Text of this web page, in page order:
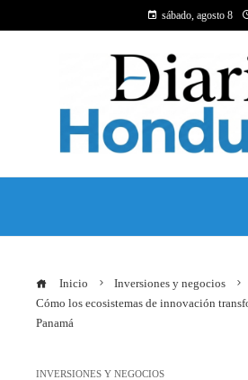
sábado, agosto 8
Inicio
Inversiones y negocios
Cómo los ecosistemas de innovación
Panamá
INVERSIONES Y NEGOCIOS